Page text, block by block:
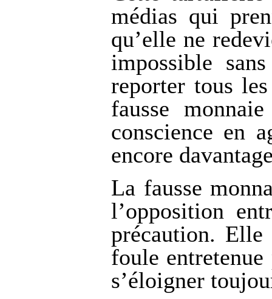
médias qui
qu’elle ne
impossible
reporter tous
fausse
conscience en
encore
La fausse
l’opposition
précaution.
foule
s’éloigner